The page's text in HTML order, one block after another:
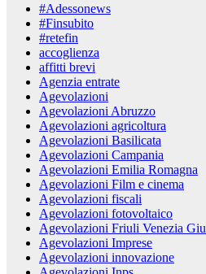
#Adessonews
#Finsubito
#retefin
accoglienza
affitti brevi
Agenzia entrate
Agevolazioni
Agevolazioni Abruzzo
Agevolazioni agricoltura
Agevolazioni Basilicata
Agevolazioni Campania
Agevolazioni Emilia Romagna
Agevolazioni Film e cinema
Agevolazioni fiscali
Agevolazioni fotovoltaico
Agevolazioni Friuli Venezia
Agevolazioni Imprese
Agevolazioni innovazione